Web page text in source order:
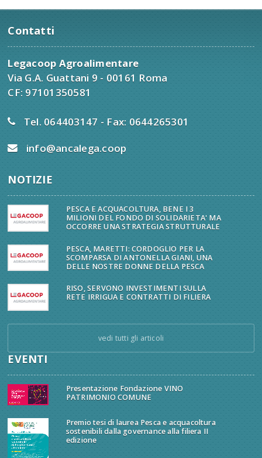
Contatti
Legacoop Agroalimentare
Via G.A. Guattani 9 - 00161 Roma
CF: 97101350581
Tel. 064403147 - Fax: 0644265301
info@ancalega.coop
NOTIZIE
PESCA E ACQUACOLTURA, BENE I 3
MILIONI DEL FONDO DI SOLIDARIETA' MA
OCCORRE UNA STRATEGIA STRUTTURALE
PESCA, MARETTI: CORDOGLIO PER LA
SCOMPARSA DI ANTONELLA GIANI, UNA
DELLE NOSTRE DONNE DELLA PESCA
RISO, SERVONO INVESTIMENTI SULLA
RETE IRRIGUA E CONTRATTI DI FILIERA
vedi tutti gli articoli
EVENTI
Presentazione Fondazione VINO
PATRIMONIO COMUNE
Premio tesi di laurea Pesca e acquacoltura
sostenibili dalla governance alla filiera II
edizione